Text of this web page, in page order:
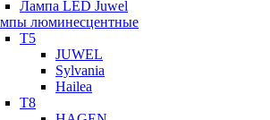
Лампа LED Juwel
люминесцентные
T5
JUWEL
Sylvania
Hailea
T8